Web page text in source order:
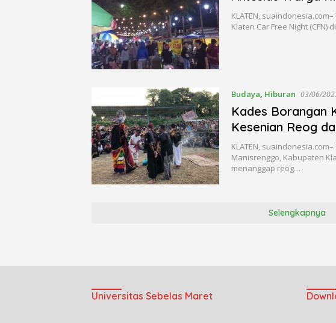
KLATEN,
Klaten Car Free Night (CFN)
Budaya Hiburan 03/06/
Kades Borangan
Kesenian Reog
KLATEN,
Manisrenggo, Kabupaten
menanggap reog…
Selengkapnya
Universitas Sebelas Maret